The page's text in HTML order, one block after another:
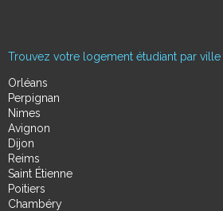
Trouvez votre logement étudiant par ville
Orléans
Perpignan
Nimes
Avignon
Dijon
Reims
Saint Étienne
Poitiers
Chambéry